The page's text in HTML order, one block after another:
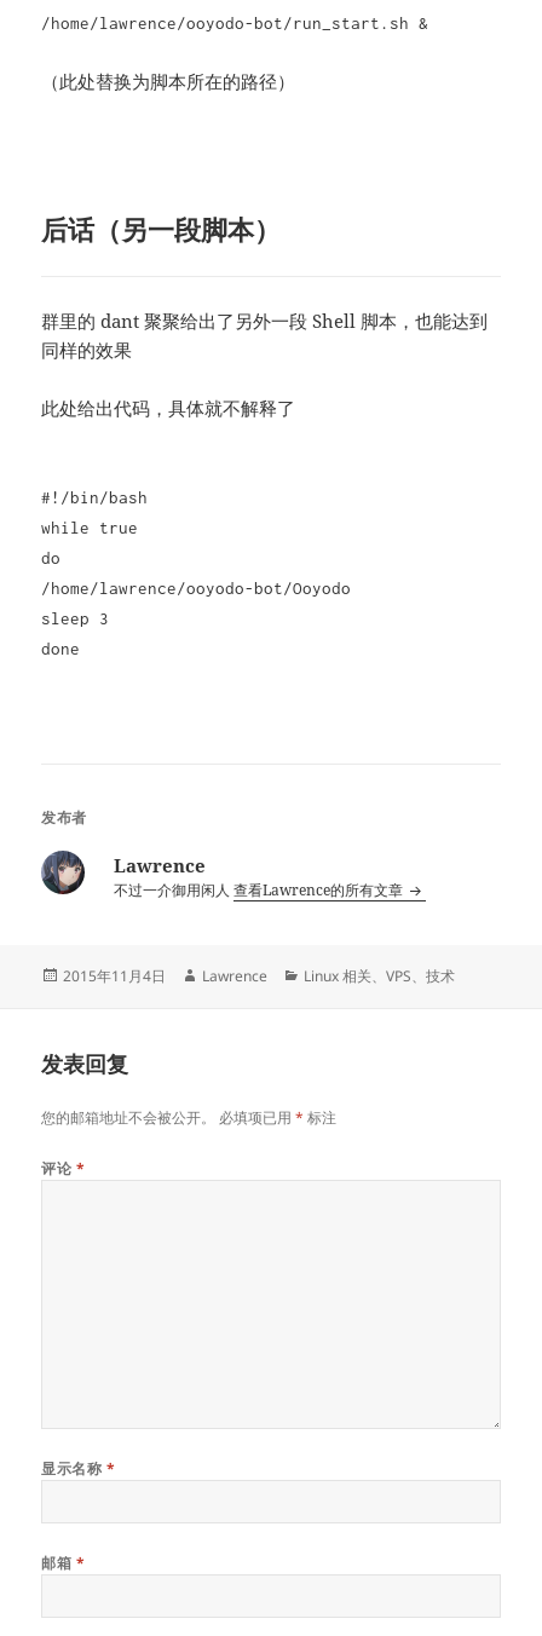
/home/lawrence/ooyodo-bot/run_start.sh &
（此处替换为脚本所在的路径）
后话（另一段脚本）
群里的 dant 聚聚给出了另外一段 Shell 脚本，也能达到
同样的效果
此处给出代码，具体就不解释了
#!/bin/bash
while true
do
/home/lawrence/ooyodo-bot/Ooyodo
sleep 3
done
发布者
Lawrence
不过一介御用闲人查看Lawrence的所有文章
发
2015年11月4日
作
Lawrence
分
Linux 相关、VPS、技术
发表回复
您的邮箱地址不会被公开。 必填项已用* 标注
评论 *
显示名称 *
邮箱 *